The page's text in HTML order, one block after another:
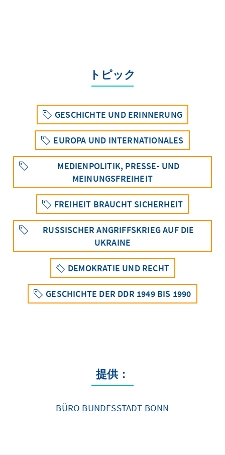
トピック
GESCHICHTE UND ERINNERUNG
EUROPA UND INTERNATIONALES
MEDIENPOLITIK, PRESSE- UND
MEINUNGSFREIHEIT
FREIHEIT BRAUCHT SICHERHEIT
RUSSISCHER ANGRIFFSKRIEG AUF DIE
UKRAINE
DEMOKRATIE UND RECHT
GESCHICHTE DER DDR 1949 BIS 1990
提供：
BÜRO BUNDESSTADT BONN